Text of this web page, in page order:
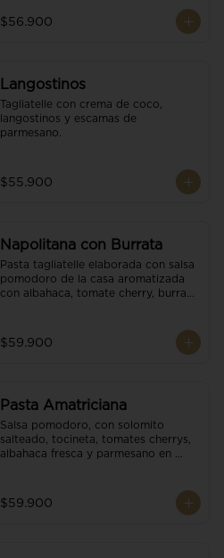
$56.900
Langostinos
Tagliatelle con crema de coco,
langostinos y escamas de
parmesano.
$55.900
Napolitana con Burrata
Pasta tagliatelle elaborada con salsa
pomodoro de la casa aromatizada
con albahaca, tomate cherry, burrata
$59.900
Pasta Amatriciana
Salsa pomodoro, con solomito
salteado, tocineta, tomates cherrys,
albahaca fresca y parmesano en
$59.900